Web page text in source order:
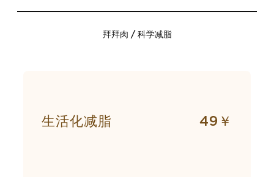
拜拜肉 / 科学减脂
生活化减脂 49￥